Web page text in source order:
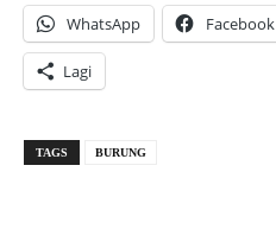
WhatsApp Facebook
Lagi
TAGS BURUNG